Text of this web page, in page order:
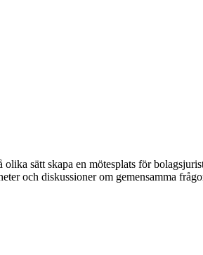
sätt skapa en mötesplats för
och diskussioner om gemensamma